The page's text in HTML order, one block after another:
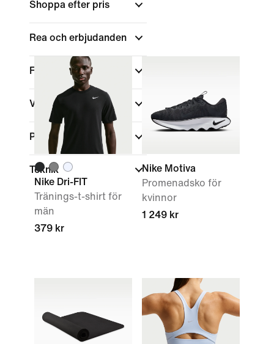
Shoppa efter pris
Rea och erbjudanden
Färg
Varumärke
Passform
Teknik
Nike Dri-FIT
Tränings-t-shirt för
män
379 kr
Nike Motiva
Promenadsko för
kvinnor
1 249 kr